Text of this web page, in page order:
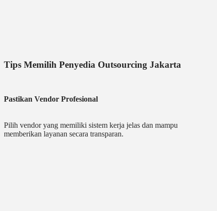
Tips Memilih Penyedia Outsourcing Jakarta
Pastikan Vendor Profesional
Pilih vendor yang memiliki sistem kerja jelas dan mampu
memberikan layanan secara transparan.